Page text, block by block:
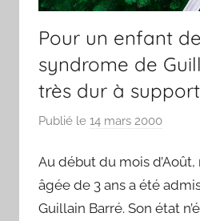
Pour un enfant
syndrome de
très dur à
Publié le 14 mars 2000
r
F
r
Au début du mois
âgée de 3 ans a été
Guillain Barré. Son état